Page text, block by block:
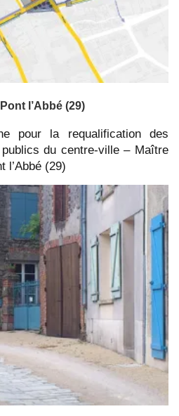
l’Abbé (29)
pour la requalification des
du centre-ville – Maître
l’Abbé (29)